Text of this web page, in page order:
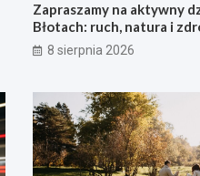
Zapraszamy na aktywny
Błotach: ruch, natura i
8 sierpnia 2026